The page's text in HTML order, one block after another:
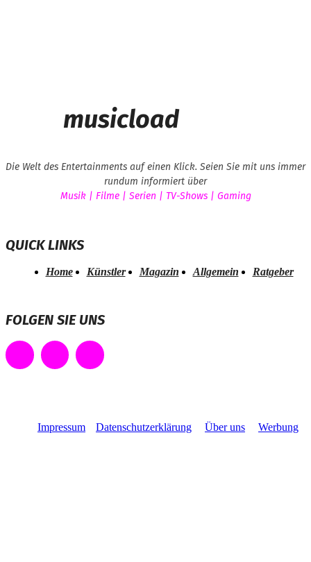
musicload
Die Welt des Entertainments auf einen Klick. Seien Sie mit uns immer
rundum informiert über
Musik | Filme | Serien | TV-Shows | Gaming
QUICK LINKS
Home Künstler Magazin Allgemein Ratgeber
FOLGEN SIE UNS
Impressum Datenschutzerklärung Über uns Werbung